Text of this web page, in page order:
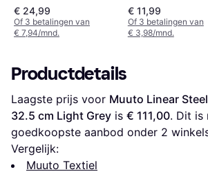
€ 24,99
Of 3 betalingen van
€ 7,94/mnd.
50 x 32 Zwart
€ 11,99
Of 3 betalingen van
€ 3,98/mnd.
Productdetails
Laagste prijs voor Muuto Linear
32.5 cm Light Grey is € 111,00. Dit is
goedkoopste aanbod onder 2
Vergelijk:
Muuto Textiel